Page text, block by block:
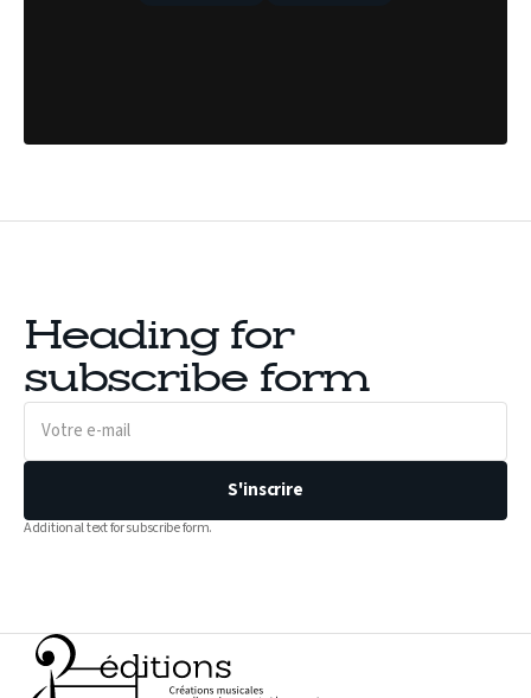
Heading for
subscribe form
Votre
mail
S'inscrire
Additional text for subscribe form.